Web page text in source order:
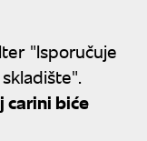
"Isporučuje
carini biće